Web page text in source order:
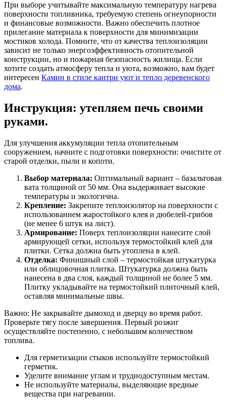
При выборе учитывайте максимальную температуру нагрева
поверхности топливника, требуемую степень огнеупорности
и финансовые возможности. Важно обеспечить плотное
прилегание материала к поверхности для минимизации
мостиков холода. Помните, что от качества теплоизоляции
зависит не только энергоэффективность отопительной
конструкции, но и пожарная безопасность жилища. Если
хотите создать атмосферу тепла и уюта, возможно, вам будет
интересен Камин в стиле кантри уют и тепло деревенского
дома.
Инструкция: утепляем печь своими
руками.
Для улучшения аккумуляции тепла отопительным
сооружением, начните с подготовки поверхности: очистите от
старой отделки, пыли и копоти.
Выбор материала: Оптимальный вариант – базальтовая
вата толщиной от 50 мм. Она выдерживает высокие
температуры и экологична.
Крепление: Закрепите теплоизолятор на поверхности с
использованием жаростойкого клея и дюбелей-грибов
(не менее 6 штук на лист).
Армирование: Поверх теплоизоляции нанесите слой
армирующей сетки, используя термостойкий клей для
плитки. Сетка должна быть утоплена в клей.
Отделка: Финишный слой – термостойкая штукатурка
или облицовочная плитка. Штукатурка должна быть
нанесена в два слоя, каждый толщиной не более 5 мм.
Плитку укладывайте на термостойкий плиточный клей,
оставляя минимальные швы.
Важно: Не закрывайте дымоход и дверцу во время работ.
Проверьте тягу после завершения. Первый розжиг
осуществляйте постепенно, с небольшим количеством
топлива.
Для герметизации стыков используйте термостойкий
герметик.
Уделите внимание углам и труднодоступным местам.
Не используйте материалы, выделяющие вредные
вещества при нагревании.